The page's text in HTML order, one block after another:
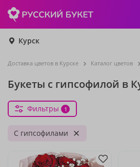
Курск
Доставка цветов в Курске Каталог цветов
Букеты с гипсофилой в
Фильтры 1
С гипсофилами